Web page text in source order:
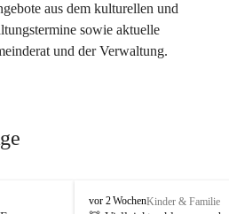
aus dem kulturellen und
sowie aktuelle
und der Verwaltung.
F
vor 2 WochenKinder & Familie